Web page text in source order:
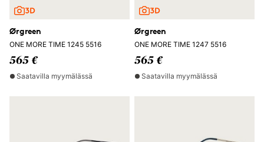
Ørgreen
ONE MORE TIME 1245 5516
565 €
Saatavilla myymälässä
Ørgreen
ONE MORE TIME 1247 5516
565 €
Saatavilla myymälässä